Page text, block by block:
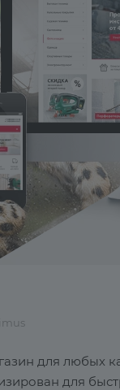
для любых
для